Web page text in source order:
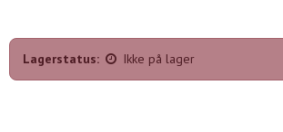
Lagerstatus: Ikke på lager